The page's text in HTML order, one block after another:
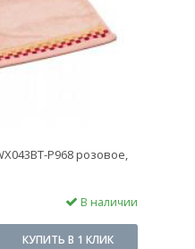
P968 розовое,
В наличии
КУПИТЬ В 1 КЛИК